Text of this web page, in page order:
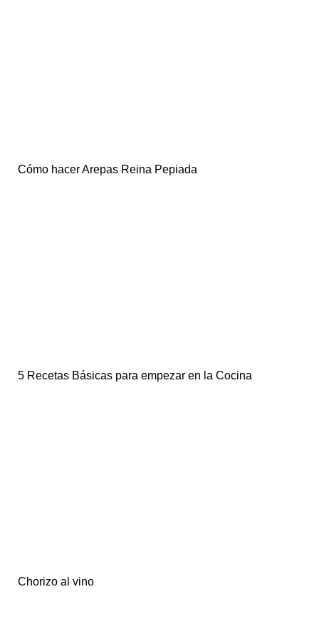
Cómo hacer Arepas Reina Pepiada
5 Recetas Básicas para empezar en la Cocina
Chorizo al vino